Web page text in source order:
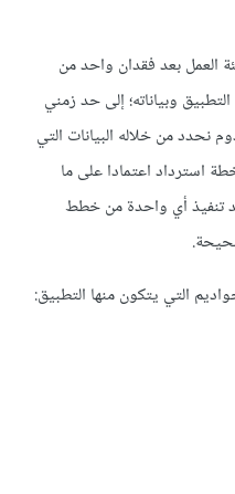
العمل بعد فقدان واحد من
وبياناته؛ إلى حد زمني
من خلاله البيانات التي
استرداد اعتمادا على ما
تنفيذ أي واحدة من خطط
التي يتكون منها التطبيق: